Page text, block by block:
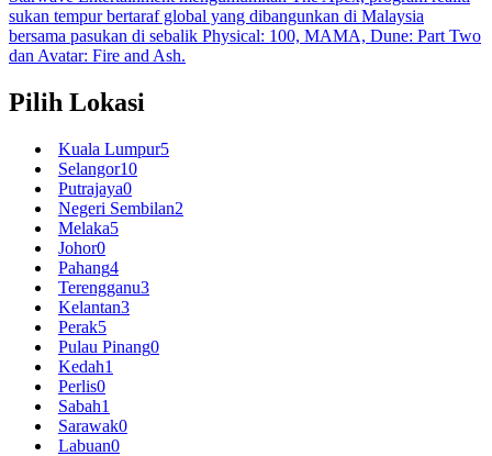
sukan tempur bertaraf global yang dibangunkan di Malaysia
bersama pasukan di sebalik Physical: 100, MAMA, Dune: Part Two
dan Avatar: Fire and Ash.
Pilih Lokasi
Kuala Lumpur5
Selangor10
Putrajaya0
Negeri Sembilan2
Melaka5
Johor0
Pahang4
Terengganu3
Kelantan3
Perak5
Pulau Pinang0
Kedah1
Perlis0
Sabah1
Sarawak0
Labuan0